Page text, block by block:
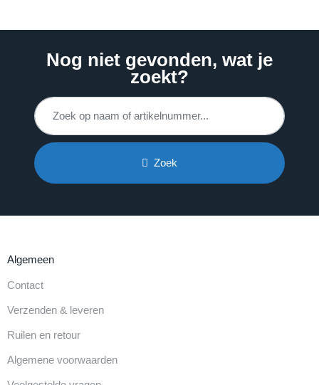
Nog niet gevonden, wat je
zoekt?
Zoek
Algemeen
Contact
Verzenden & leveren
Ruilen en retour
Algemene voorwaarden